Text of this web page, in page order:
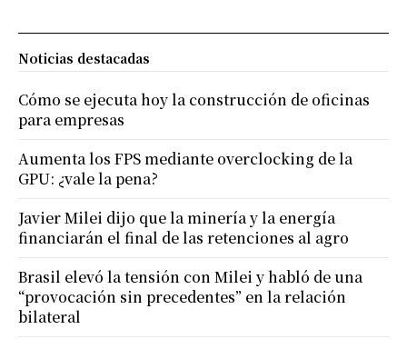
Noticias destacadas
Cómo se ejecuta hoy la construcción de oficinas
para empresas
Aumenta los FPS mediante overclocking de la
GPU: ¿vale la pena?
Javier Milei dijo que la minería y la energía
financiarán el final de las retenciones al agro
Brasil elevó la tensión con Milei y habló de una
“provocación sin precedentes” en la relación
bilateral